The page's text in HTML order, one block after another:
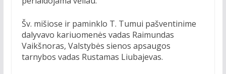
Šv. mišiose ir paminklo T. Tumui pašventinime
dalyvavo kariuomenės vadas Raimundas
Vaikšnoras, Valstybės sienos apsaugos
tarnybos vadas Rustamas Liubajevas.